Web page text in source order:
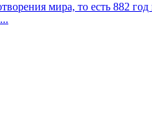
мира, то есть 882